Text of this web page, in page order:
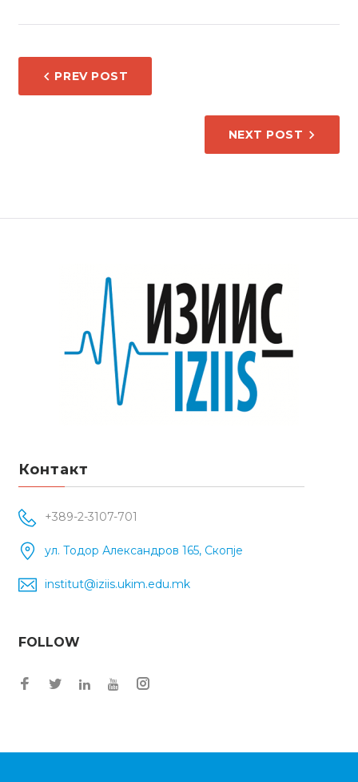
НАВИГАЦИЈА
НА
PREV POST
NEXT POST
Контакт
+389-2-3107-701
ул. Тодор Александров 165, Скопје
institut@iziis.ukim.edu.mk
FOLLOW
Facebook
Twitter
Instagram